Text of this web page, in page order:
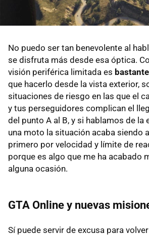
No puedo ser tan benevolente al
se disfruta más desde esa óptica.
visión periférica limitada es
que hacerlo desde la vista exterior,
situaciones de riesgo en las que el
y tus perseguidores complican el
del punto A al B, y si hablamos de la
una moto la situación acaba siendo
primero por velocidad y límite de
porque es algo que me ha acabado
alguna ocasión.
GTA Online y nuevas
Sí puede servir de excusa para